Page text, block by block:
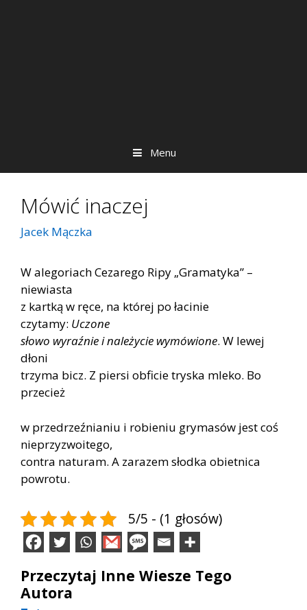
Menu
Mówić inaczej
Jacek Mączka
W alegoriach Cezarego Ripy „Gramatyka” –
niewiasta
z kartką w ręce, na której po łacinie
czytamy: Uczone
słowo wyraźnie i należycie wymówione. W lewej
dłoni
trzyma bicz. Z piersi obficie tryska mleko. Bo
przecież
w przedrzeźnianiu i robieniu grymasów jest coś
nieprzyzwoitego,
contra naturam. A zarazem słodka obietnica
powrotu.
5/5 - (1 głosów)
Przeczytaj Inne Wiesze Tego
Autora